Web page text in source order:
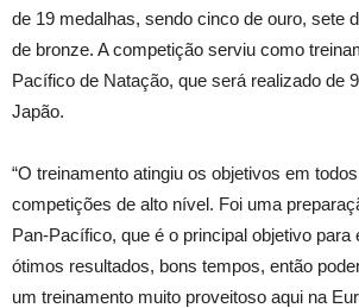
de 19 medalhas, sendo cinco de ouro, sete
de bronze. A competição serviu como
Pacífico de Natação, que será realizado de
Japão.
“O treinamento atingiu os objetivos em
competições de alto nível. Foi uma
Pan-Pacífico, que é o principal objetivo para
ótimos resultados, bons tempos, então
um treinamento muito proveitoso aqui na